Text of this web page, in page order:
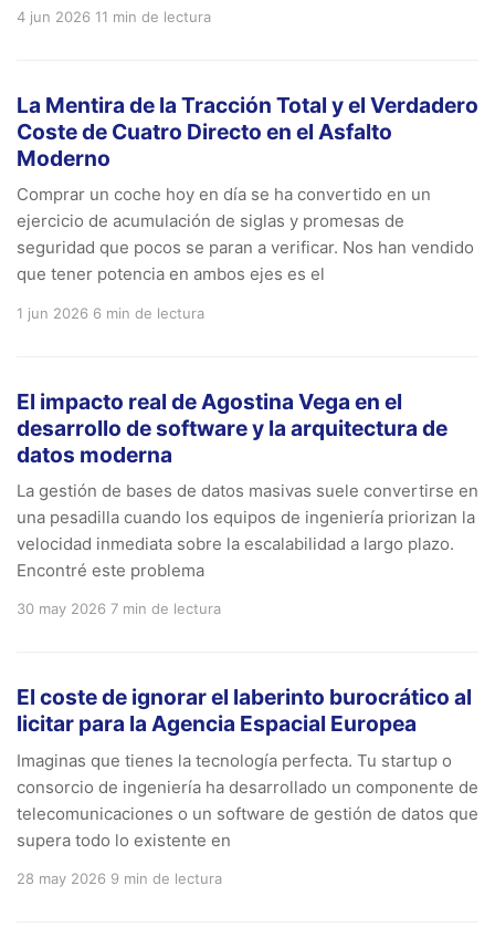
4 jun 2026 11 min de lectura
La Mentira de la Tracción Total y el Verdadero
Coste de Cuatro Directo en el Asfalto
Moderno
Comprar un coche hoy en día se ha convertido en un
ejercicio de acumulación de siglas y promesas de
seguridad que pocos se paran a verificar. Nos han vendido
que tener potencia en ambos ejes es el
1 jun 2026 6 min de lectura
El impacto real de Agostina Vega en el
desarrollo de software y la arquitectura de
datos moderna
La gestión de bases de datos masivas suele convertirse en
una pesadilla cuando los equipos de ingeniería priorizan la
velocidad inmediata sobre la escalabilidad a largo plazo.
Encontré este problema
30 may 2026 7 min de lectura
El coste de ignorar el laberinto burocrático al
licitar para la Agencia Espacial Europea
Imaginas que tienes la tecnología perfecta. Tu startup o
consorcio de ingeniería ha desarrollado un componente de
telecomunicaciones o un software de gestión de datos que
supera todo lo existente en
28 may 2026 9 min de lectura